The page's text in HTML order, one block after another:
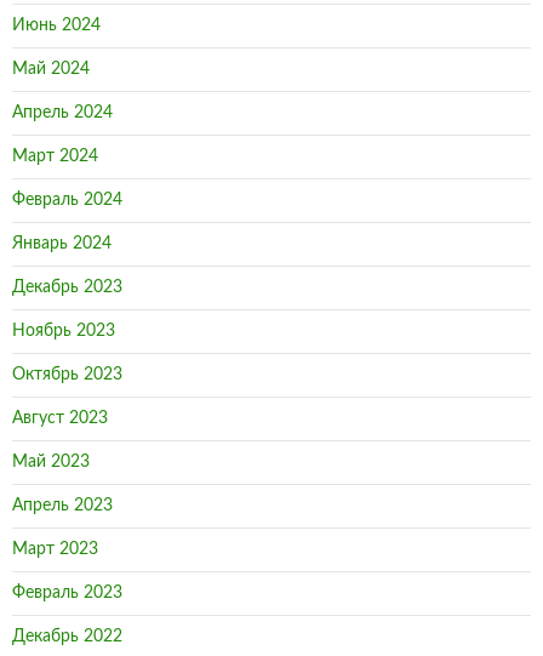
Июнь 2024
Май 2024
Апрель 2024
Март 2024
Февраль 2024
Январь 2024
Декабрь 2023
Ноябрь 2023
Октябрь 2023
Август 2023
Май 2023
Апрель 2023
Март 2023
Февраль 2023
Декабрь 2022